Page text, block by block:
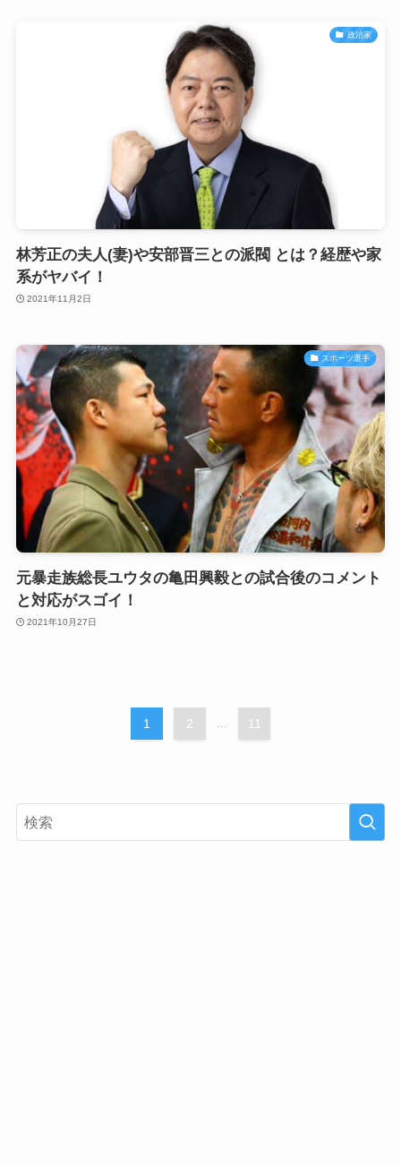
政治家
林芳正の夫人(妻)や安部晋三との派閥 とは？経歴や家
系がヤバイ！
2021年11月2日
スポーツ選手
元暴走族総長ユウタの亀田興毅との試合後のコメント
と対応がスゴイ！
2021年10月27日
1 2 ... 11